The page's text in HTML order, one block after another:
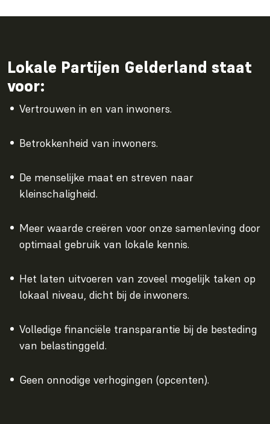
Lokale Partijen Gelderland staat
voor:
Vertrouwen in en van inwoners.
Betrokkenheid van inwoners.
De menselijke maat en streven naar
kleinschaligheid.
Meer waarde creëren voor onze samenleving door
optimaal gebruik van lokale kennis.
Het laten uitvoeren van zoveel mogelijk taken op
lokaal niveau, dicht bij de inwoners.
Volledige financiële transparantie bij de besteding
van belastinggeld.
Geen onnodige verhogingen (opcenten).